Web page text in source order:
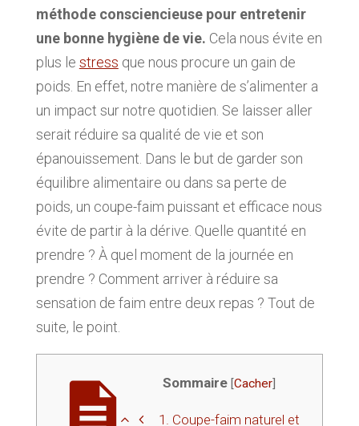
méthode consciencieuse pour entretenir
une bonne hygiène de vie. Cela nous évite en
plus le stress que nous procure un gain de
poids. En effet, notre manière de s’alimenter a
un impact sur notre quotidien. Se laisser aller
serait réduire sa qualité de vie et son
épanouissement. Dans le but de garder son
équilibre alimentaire ou dans sa perte de
poids, un coupe-faim puissant et efficace nous
évite de partir à la dérive. Quelle quantité en
prendre ? À quel moment de la journée en
prendre ? Comment arriver à réduire sa
sensation de faim entre deux repas ? Tout de
suite, le point.
Sommaire [Cacher]
1. Coupe-faim naturel et